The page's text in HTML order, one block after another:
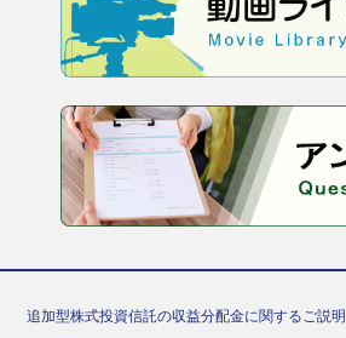
追加型株式投資信託の収益分配金に関するご説明